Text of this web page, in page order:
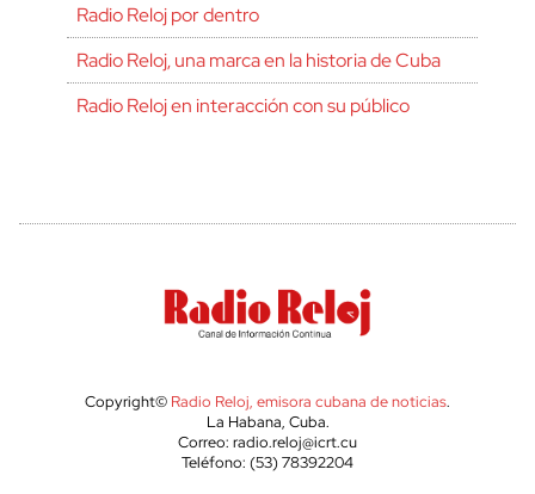
Radio Reloj por dentro
Radio Reloj, una marca en la historia de Cuba
Radio Reloj en interacción con su público
Copyright© Radio Reloj, emisora cubana de noticias.
La Habana, Cuba.
Correo: radio.reloj@icrt.cu
Teléfono: (53) 78392204